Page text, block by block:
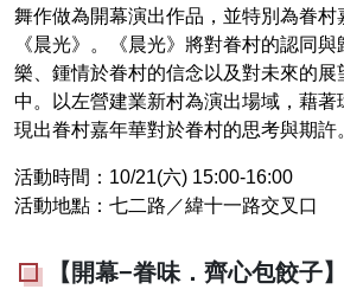
舞作做為開幕演出作品，並特別為眷村
《晨光》。《晨光》將對眷村的認同
樂、鍾情於眷村的信念以及對未來的展
中。以左營建業新村為演出場域，藉著
現出眷村嘉年華對於眷村的思考與期許
活動時間：10/21(六) 15:00-16:00
活動地點：七二路／緯十一路交叉口
【開幕−眷味．齊心包餃子】